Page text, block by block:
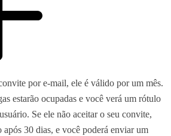
por e-mail, ele é válido por um mês.
estarão ocupadas e você verá um rótulo
Se ele não aceitar o seu convite,
após 30 dias, e você poderá enviar um